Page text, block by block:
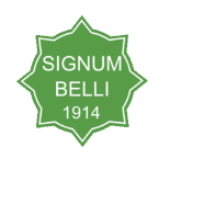
Přeskočit
na
obsah